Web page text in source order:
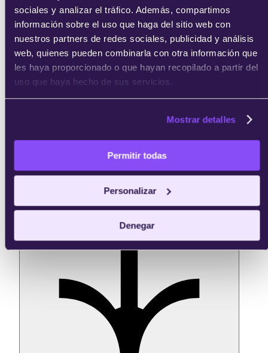
sociales y analizar el tráfico. Además, compartimos
información sobre el uso que haga del sitio web con
nuestros partners de redes sociales, publicidad y análisis
web, quienes pueden combinarla con otra información que
les haya proporcionado o que hayan recopilado a partir del
uso que haya hecho de sus servicios.
Mostrar detalles
Permitir todas
Personalizar
Denegar
Cómo dominar las
tendencias del mercado
laboral digital
Descargar